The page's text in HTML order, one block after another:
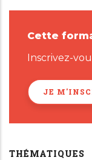
Cette
Inscrivez-
JE
THÉMATIQUES